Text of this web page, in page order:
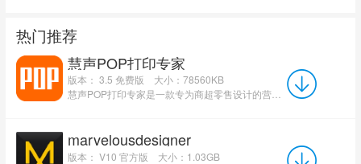
热门推荐
慧声POP打印专家
版本： 3.5 免费版
大小：78560KB
慧声POP打印专家是一款专为商超零售设计的营销物料制作工具。软件集成近千种海报模板与近万种商品高清图...
marvelousdesigner
版本： V10 官方版
大小：1.03GB